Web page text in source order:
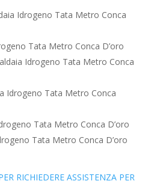
Idrogeno Tata Metro Conca
Tata Metro Conca D’oro
Idrogeno Tata Metro Conca
Idrogeno Tata Metro Conca
Tata Metro Conca D’oro
Tata Metro Conca D’oro
RICHIEDERE ASSISTENZA PER